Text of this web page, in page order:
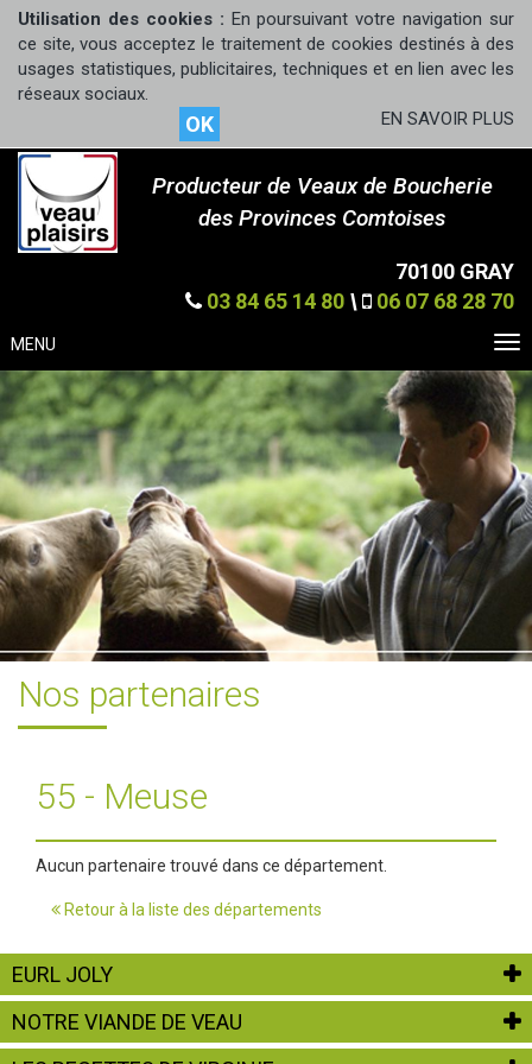
Utilisation des cookies : En poursuivant votre navigation sur
ce site, vous acceptez le traitement de cookies destinés à des
usages statistiques, publicitaires, techniques et en lien avec les
réseaux sociaux.
OK EN SAVOIR PLUS
Producteur de Veaux de Boucherie
des Provinces Comtoises
70100 GRAY
03 84 65 14 80 \ 06 07 68 28 70
MENU
Nos partenaires
55 - Meuse
Aucun partenaire trouvé dans ce département.
Retour à la liste des départements
EURL JOLY
NOTRE VIANDE DE VEAU